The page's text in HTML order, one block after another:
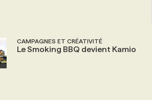
CAMPAGNES ET CRÉATIVITÉ
Le Smoking BBQ devient Kamio